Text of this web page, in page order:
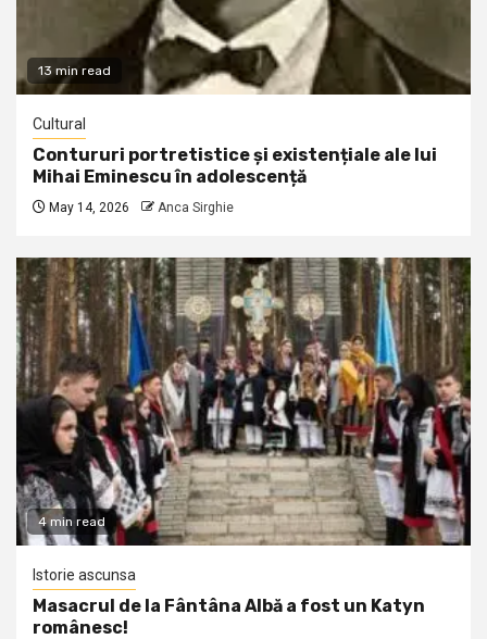
13 min read
Cultural
Contururi portretistice și existențiale ale lui
Mihai Eminescu în adolescență
May 14, 2026 Anca Sirghie
4 min read
Istorie ascunsa
Masacrul de la Fântâna Albă a fost un Katyn
românesc!